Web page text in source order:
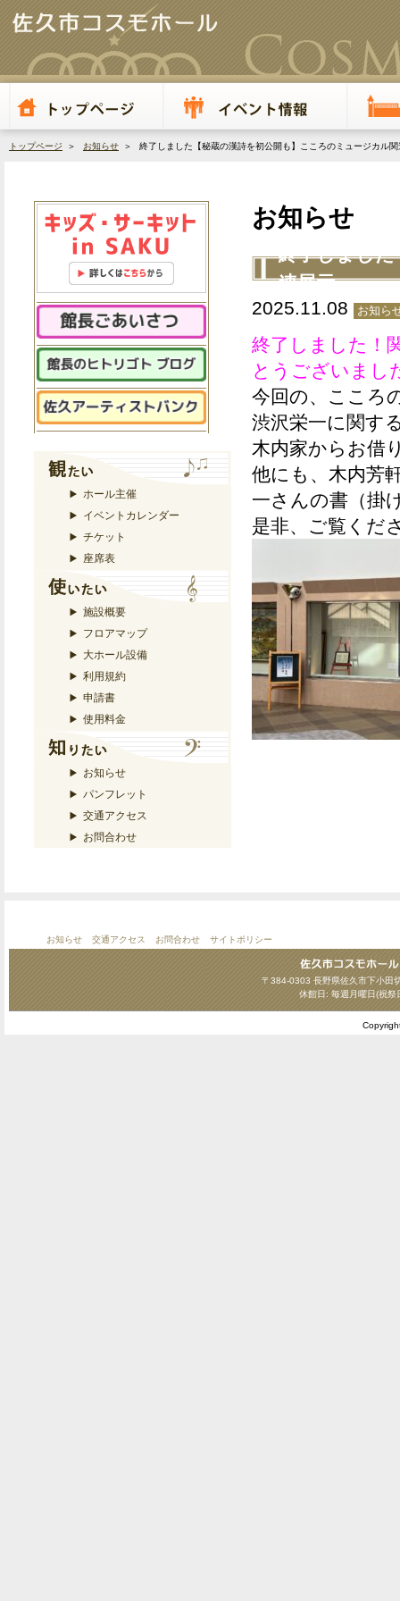
トップページ ＞ お知らせ ＞ 終了しました【秘蔵の漢詩を初公開も】こころのミュージカル関
ホール主催
イベントカレンダー
チケット
座席表
施設概要
フロアマップ
大ホール設備
利用規約
申請書
使用料金
お知らせ
パンフレット
交通アクセス
お問合わせ
お知らせ
終了しまし
連展示
2025.11.08
お知ら
終了しました！
とうございまし
今回の、こころ
渋沢栄一に関す
木内家からお借
他にも、木内芳
一さんの書（掛
是非、ご覧くだ
お知らせ 交通アクセス お問合わせ サイトポリシー
〒384-0303 長野県佐久市下小
休館日: 毎週月曜日(祝